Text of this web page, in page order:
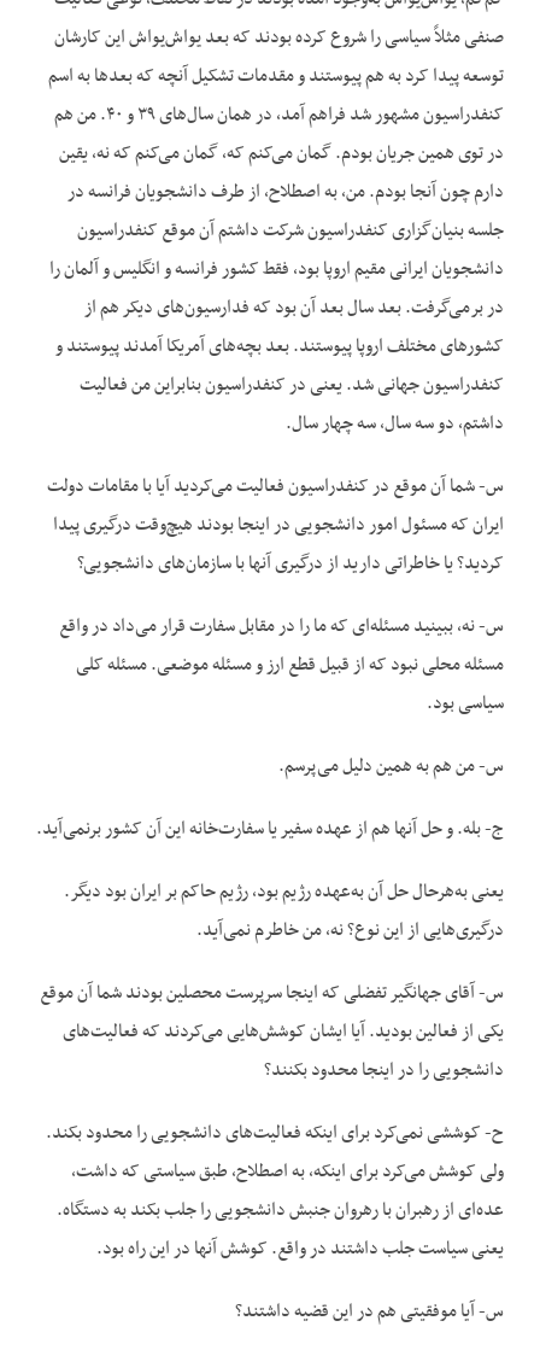
صنفی مثلاً سیاسی را شروع کرده بودند که بعد یواش‌یواش این کارشان
توسعه پیدا کرد به هم پیوستند و مقدمات تشکیل آنچه که بعدها به اسم
کنفدراسیون مشهور شد فراهم آمد، در همان سال‌های ۳۹ و ۴۰. من هم
در توی همین جریان بودم. گمان می‌کنم که، گمان می‌کنم که نه، یقین
دارم چون آنجا بودم. من، به ‌اصطلاح، از طرف دانشجویان فرانسه در
جلسه بنیان‌گزاری کنفدراسیون شرکت داشتم آن موقع کنفدراسیون
دانشجویان ایرانی مقیم اروپا بود، فقط کشور فرانسه و انگلیس و آلمان را
در برمی‌گرفت. بعد سال بعد آن بود که فدارسیون‌های دیکر هم از
کشورهای مختلف اروپا پیوستند. بعد بچه‌های آمریکا آمدند پیوستند و
کنفدراسیون جهانی شد. یعنی در کنفدراسیون بنابراین من فعالیت
داشتم، دو سه سال، سه چهار سال.
س- شما آن موقع در کنفدراسیون فعالیت می‌کردید آیا با مقامات دولت
ایران که مسئول امور دانشجویی در اینجا بودند هیچ‌وقت درگیری پیدا
کردید؟ یا خاطراتی دارید از درگیری آنها با سازمان‌های دانشجویی؟
س- نه، ببینید مسئله‌ای که ما را در مقابل سفارت قرار می‌داد در واقع
مسئله محلی نبود که از قبیل قطع ارز و مسئله موضعی. مسئله کلی
سیاسی بود.
س- من هم به همین دلیل می‌پرسم.
ج- بله. و حل آنها هم از عهده سفیر یا سفارت‌خانه این آن کشور برنمی‌آید.
یعنی به‌هرحال حل آن به‌عهده رژیم بود، رژیم حاکم بر ایران بود دیگر.
درگیری‌هایی از این نوع؟ نه، من خاطرم نمی‌آید.
س- آقای جهانگیر تفضلی که اینجا سرپرست محصلین بودند شما آن موقع
یکی از فعالین بودید. آیا ایشان کوشش‌هایی می‌کردند که فعالیت‌های
دانشجویی را در اینجا محدود بکنند؟
ح- کوششی نمی‌کرد برای اینکه فعالیت‌های دانشجویی را محدود بکند.
ولی کوشش می‌کرد برای اینکه، به ‌اصطلاح، طبق سیاستی که داشت،
عده‌ای از رهبران با رهروان جنبش دانشجویی را جلب بکند به دستگاه.
یعنی سیاست جلب داشتند در واقع. کوشش آنها در این راه بود.
س- آیا موفقیتی هم در این قضیه داشتند؟